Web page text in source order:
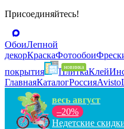
Присоединяйтесь!
ОбоиЛепной
декорКраскаФотообои
покрытия
ПлиткаКлей
ГлавнаяКаталогРоссияAvisto
весь август
–20%
Недетские